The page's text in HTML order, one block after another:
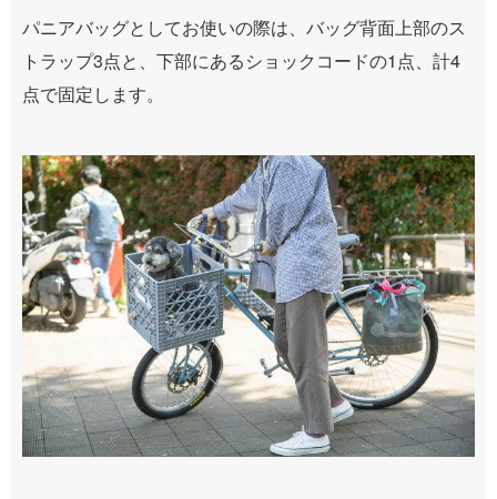
パニアバッグとしてお使いの際は、バッグ背面上部のス
トラップ3点と、下部にあるショックコードの1点、計4
点で固定します。